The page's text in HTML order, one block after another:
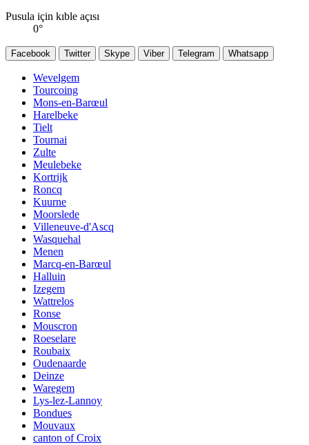
Pusula için kıble açısı
0°
Facebook Twitter Skype Viber Telegram Whatsapp
Wevelgem
Tourcoing
Mons-en-Barœul
Harelbeke
Tielt
Tournai
Zulte
Meulebeke
Kortrijk
Roncq
Kuurne
Moorslede
Villeneuve-d'Ascq
Wasquehal
Menen
Marcq-en-Barœul
Halluin
Izegem
Wattrelos
Ronse
Mouscron
Roeselare
Roubaix
Oudenaarde
Deinze
Waregem
Lys-lez-Lannoy
Bondues
Mouvaux
canton of Croix